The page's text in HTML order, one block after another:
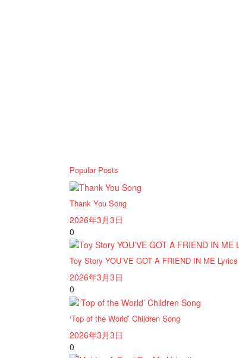
Popular Posts
Thank You Song
2026年3月3日
0
Toy Story YOU’VE GOT A FRIEND IN ME Lyrics
2026年3月3日
0
‘Top of the World’ Children Song
2026年3月3日
0